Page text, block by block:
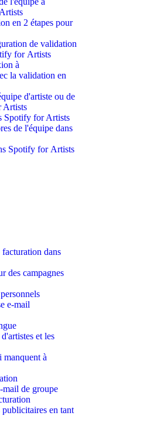
en 2 étapes pour
de validation
for Artists
à
la validation en
d'artiste ou de
Artists
Spotify for Artists
de l'équipe dans
Spotify for Artists
dans
des campagnes
e-mail
et les
manquent à
mail de groupe
publicitaires en tant